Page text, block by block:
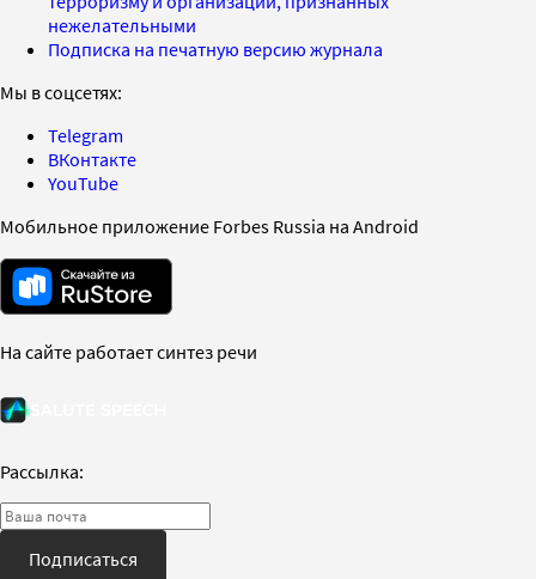
нежелательными
Подписка на печатную версию журнала
Мы в соцсетях:
Telegram
ВКонтакте
YouTube
Мобильное приложение Forbes Russia на Android
На сайте работает синтез речи
Рассылка:
Подписаться